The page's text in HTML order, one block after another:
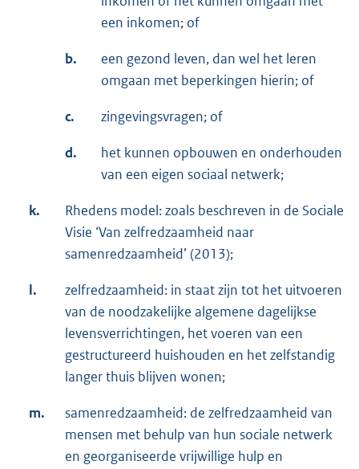
een inkomen; of
b.
een gezond leven, dan wel het leren
omgaan met beperkingen hierin; of
c. zingevingsvragen; of
d.
het kunnen opbouwen en onderhouden
van een eigen sociaal netwerk;
k.
Rhedens model: zoals beschreven in de Sociale
Visie ‘Van zelfredzaamheid naar
samenredzaamheid’ (2013);
l.
zelfredzaamheid: in staat zijn tot het uitvoeren
van de noodzakelijke algemene dagelijkse
levensverrichtingen, het voeren van een
gestructureerd huishouden en het zelfstandig
langer thuis blijven wonen;
m.
samenredzaamheid: de zelfredzaamheid van
mensen met behulp van hun sociale netwerk
en georganiseerde vrijwillige hulp en